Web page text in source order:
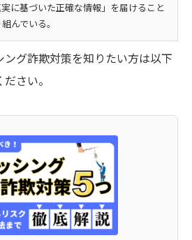
に基づいた正確な情報」を届けること
んでいる。
グ詐欺対策を知りたい方は以下
さい。